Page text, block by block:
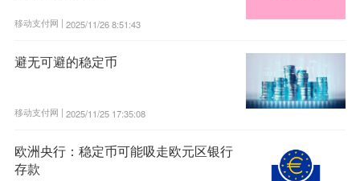
移动支付网 | 2025/11/26 8:51:43
避无可避的稳定币
移动支付网 | 2025/11/25 17:35:08
欧洲央行：稳定币可能吸走欧元区银行
存款